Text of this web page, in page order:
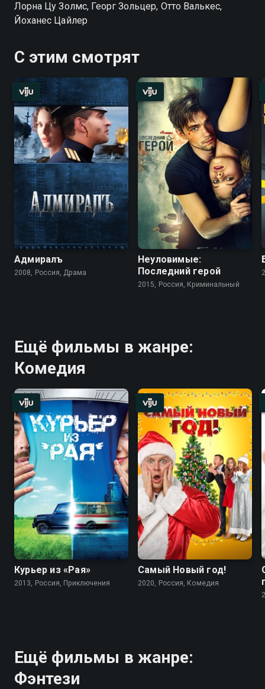
Лорна Цу Золмс, Георг Зольцер, Отто Валькес,
Йоханес Цайлер
С этим смотрят
Адмиралъ
2008, Россия, Драма
Неуловимые:
Последний герой
2015, Россия, Криминальный
Ещё фильмы в жанре:
Комедия
Курьер из «Рая»
2013, Россия, Приключения
Самый Новый год!
2020, Россия, Комедия
Ещё фильмы в жанре:
Фэнтези